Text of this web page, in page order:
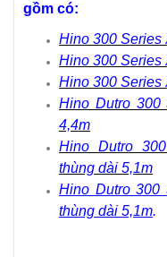
gồm có:
Hino 300 Series
Hino 300 Series
Hino 300 Series
Hino Dutro 300
4,4m
Hino Dutro
thùng dài 5,1m
Hino Dutro 300
thùng dài 5,1m.